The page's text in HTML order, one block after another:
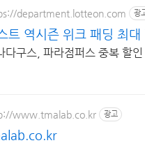
department.lotteon.com 광
트 역시즌 위크 패딩 최
다구스, 파라점퍼스 중복 할
www.tmalab.co.kr 광고